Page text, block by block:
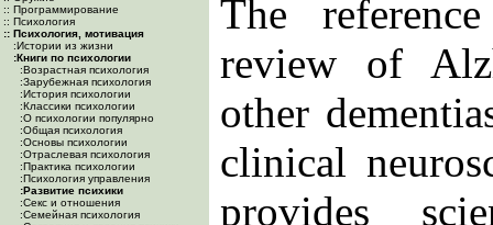
:: Программирование
:: Психология
:: Психология, мотивация
:Истории из жизни
:Книги по психологии
:Возрастная психология
:Зарубежная психология
:История психологии
:Классики психологии
:О психологии популярно
:Общая психология
:Основы психологии
:Отраслевая психология
:Практика психологии
:Психология управления
:Развитие психики
:Секс и отношения
:Семейная психология
The
review of
other
clinical
provides